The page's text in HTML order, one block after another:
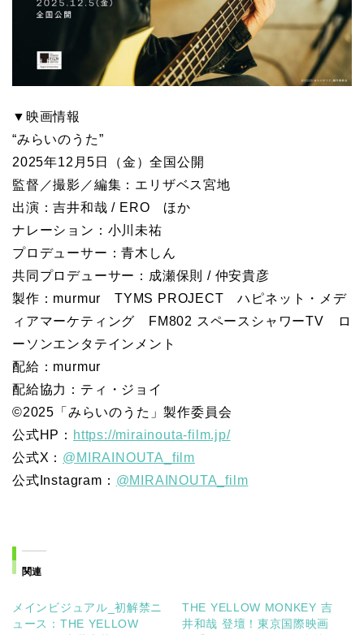
▼映画情報
“みらいのうた”
2025年12月5日（金）全国公開
監督／撮影／編集：エリザベス宮地
出演：吉井和哉 / ERO ほか
ナレーション：小川未祐
プロデューサー：青木しん
共同プロデューサー：成瀬保則 / 仲安貴彦
製作：murmur TYMS PROJECT ハピネット・メデ
ィアマーケティング FM802 スペースシャワーTV ロ
ーソンエンタテインメント
配給：murmur
配給協力：ティ・ジョイ
©2025「みらいのうた」製作委員会
公式HP： https://mirainouta-film.jp/
公式X： @MIRAINOUTA_film
公式Instagram： @MIRAINOUTA_film
関連
メインビジュアル_初解禁ニ
ュース：THE YELLOW
THE YELLOW MONKEY 吉
井和哉 登壇！東京国際映画